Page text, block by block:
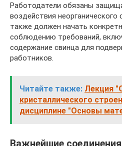
Работодатели обязаны
воздействия неорганического
также должен начать
соблюдению требований,
содержание свинца для
работников.
Читайте также: Лекция
кристаллического
дисциплине "Основы
Важнейшие